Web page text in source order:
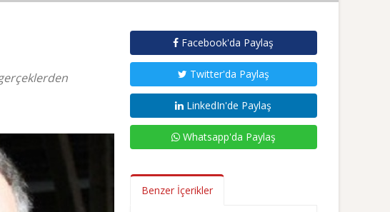
Facebook'da Paylaş
Twitter'da Paylaş
LinkedIn'de Paylaş
Whatsapp'da Paylaş
Benzer İçerikler